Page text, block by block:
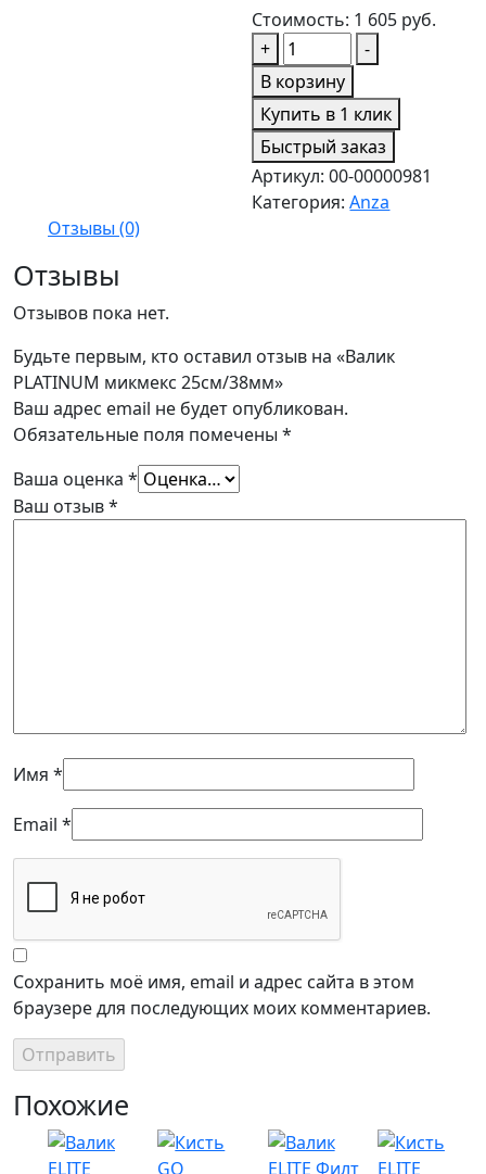
Стоимость: 1 605 руб.
+
Количество
товара
Валик
PLATINUM
микмекс
25см/38мм
-
В корзину
Купить в 1 клик
Быстрый заказ
Артикул:00-00000981
Категория:Anza
Отзывы (0)
Отзывы
Отзывов пока нет.
Будьте первым, кто оставил отзыв на «Валик
PLATINUM микмекс 25см/38мм»
Ваш адрес email не будет опубликован.
Обязательные поля помечены *
Ваша оценка *
Ваш отзыв*
Имя *
Email *
Сохранить моё имя, email и адрес сайта в этом
браузере для последующих моих комментариев.
Похожие